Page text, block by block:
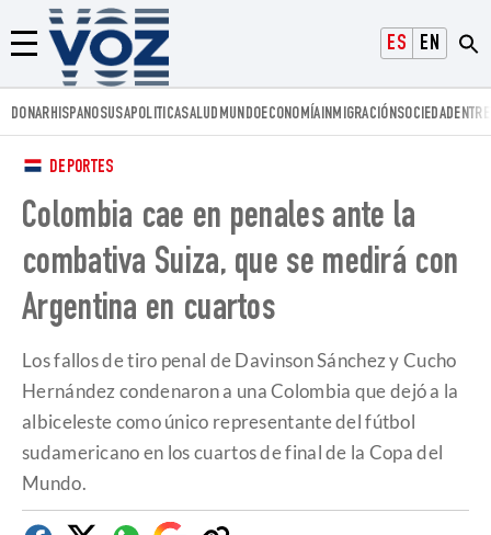
ESPAÑOLENGLISH
Menú
Voz.us
DONARHISPANOSUSAPOLITICASALUD MUNDOECONOMÍAINMIGRACIÓNSOCIEDAD
DEPORTES
Colombia cae en penales ante la
combativa Suiza, que se medirá con
Argentina en cuartos
Los fallos de tiro penal de Davinson Sánchez y Cucho
Hernández condenaron a una Colombia que dejó a la
albiceleste como único representante del fútbol
sudamericano en los cuartos de final de la Copa del
Mundo.